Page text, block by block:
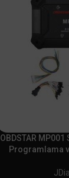
OBDSTAR MP001
Programlama